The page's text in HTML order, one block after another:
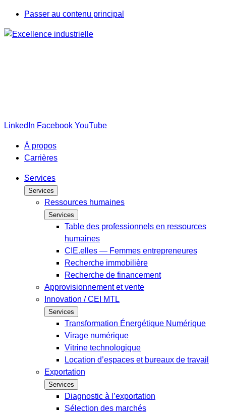
Passer au contenu principal
LinkedIn Facebook YouTube
À propos
Carrières
Services
Services
Ressources humaines
Services
Table des professionnels en ressources
humaines
CIE.elles — Femmes entrepreneures
Recherche immobilière
Recherche de financement
Approvisionnement et vente
Innovation / CEI MTL
Services
Transformation Énergétique Numérique
Virage numérique
Vitrine technologique
Location d’espaces et bureaux de travail
Exportation
Services
Diagnostic à l’exportation
Sélection des marchés